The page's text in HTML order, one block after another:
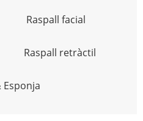
Raspall facial
Raspall retràctil
Esponja